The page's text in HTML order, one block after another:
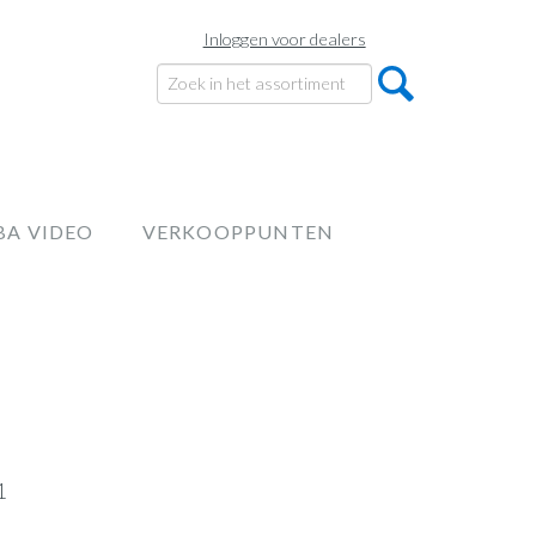
Inloggen voor dealers
VIDEO VERKOOPPUNTEN